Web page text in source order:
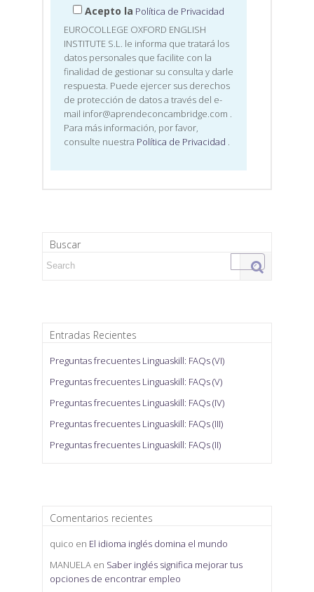
Acepto la Política de Privacidad
EUROCOLLEGE OXFORD ENGLISH
INSTITUTE S.L. le informa que tratará los
datos personales que facilite con la
finalidad de gestionar su consulta y darle
respuesta. Puede ejercer sus derechos
de protección de datos a través del e-
mail infor@aprendeconcambridge.com .
Para más información, por favor,
consulte nuestra Política de Privacidad .
Buscar
Search for:
Entradas Recientes
Preguntas frecuentes Linguaskill: FAQs (VI)
Preguntas frecuentes Linguaskill: FAQs (V)
Preguntas frecuentes Linguaskill: FAQs (IV)
Preguntas frecuentes Linguaskill: FAQs (III)
Preguntas frecuentes Linguaskill: FAQs (II)
Comentarios recientes
quico en El idioma inglés domina el mundo
MANUELA en Saber inglés significa mejorar tus
opciones de encontrar empleo